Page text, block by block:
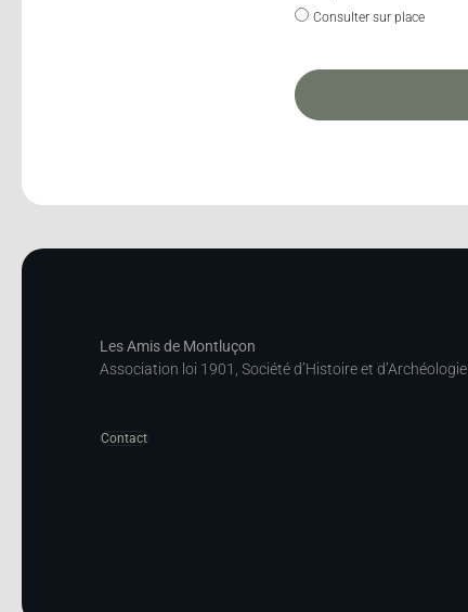
Consulter sur place
Les Amis de Montluçon
Association loi 1901, Société d’Histoire et d’Archéologie
Contact